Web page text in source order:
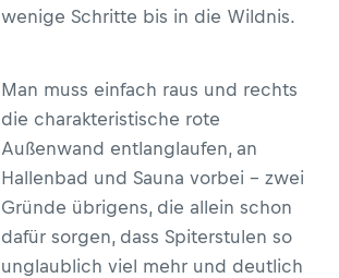
wenige Schritte bis in die Wildnis.
Man muss einfach raus und rechts
die charakteristische rote
Außenwand entlanglaufen, an
Hallenbad und Sauna vorbei – zwei
Gründe übrigens, die allein schon
dafür sorgen, dass Spiterstulen so
unglaublich viel mehr und deutlich